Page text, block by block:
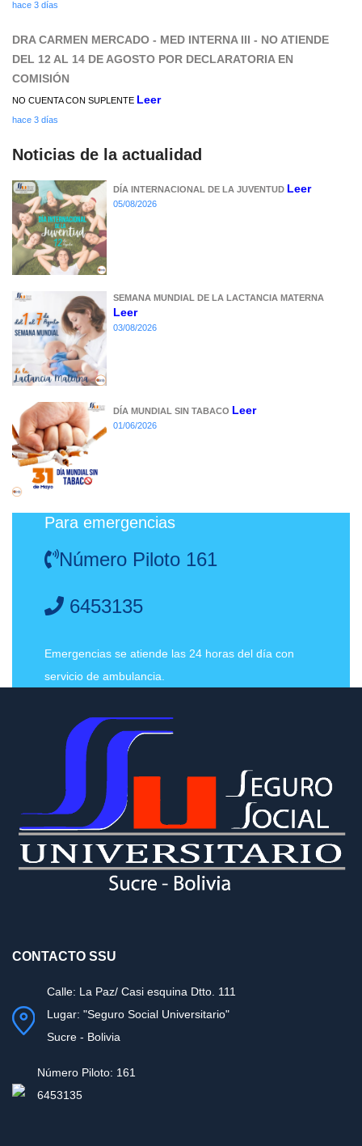
hace 3 días
DRA CARMEN MERCADO - MED INTERNA III - NO ATIENDE
DEL 12 AL 14 DE AGOSTO POR DECLARATORIA EN
COMISIÓN
NO CUENTA CON SUPLENTE Leer
hace 3 días
Noticias de la actualidad
DÍA INTERNACIONAL DE LA JUVENTUD Leer
05/08/2026
SEMANA MUNDIAL DE LA LACTANCIA MATERNA
Leer
03/08/2026
DÍA MUNDIAL SIN TABACO Leer
01/06/2026
Para emergencias
Número Piloto 161
6453135
Emergencias se atiende las 24 horas del día con
servicio de ambulancia.
CONTACTO SSU
Calle: La Paz/ Casi esquina Dtto. 111
Lugar: "Seguro Social Universitario"
Sucre - Bolivia
Número Piloto: 161
6453135